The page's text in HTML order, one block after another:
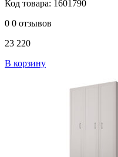
Код товара: 1601790
0 0 отзывов
23 220
В корзину